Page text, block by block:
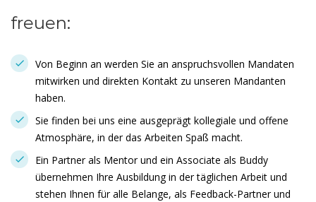
freuen:
Von Beginn an werden Sie an anspruchsvollen Mandaten
mitwirken und direkten Kontakt zu unseren Mandanten
haben.
Sie finden bei uns eine ausgeprägt kollegiale und offene
Atmosphäre, in der das Arbeiten Spaß macht.
Ein Partner als Mentor und ein Associate als Buddy
übernehmen Ihre Ausbildung in der täglichen Arbeit und
stehen Ihnen für alle Belange, als Feedback-Partner und